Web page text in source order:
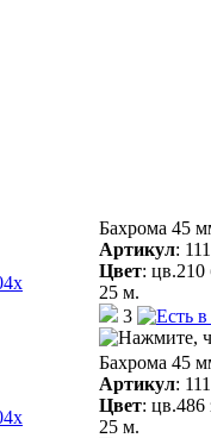
Бахрома 45
Артикул:
Цвет: цв.210
25 м.
3
Бахрома 45
Артикул:
Цвет: цв.486
25 м.